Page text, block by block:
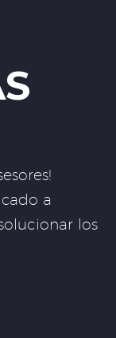
a
los